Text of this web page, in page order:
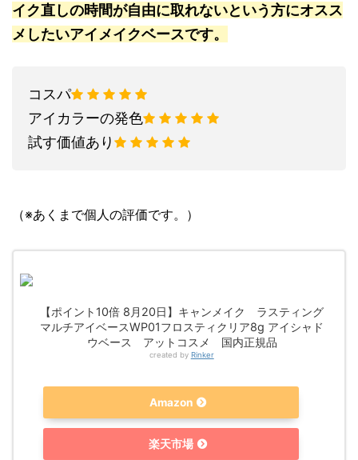
イク直しの時間が自由に取れないという方にオスス
メしたいアイメイクベースです。
コスパ
アイカラーの発色
試す価値あり
（※あくまで個人の評価です。）
【ポイント10倍 8月20日】キャンメイク ラスティング
マルチアイベースWP01フロスティクリア8g アイシャド
ウベース アットコスメ 国内正規品
created by Rinker
Amazon
楽天市場